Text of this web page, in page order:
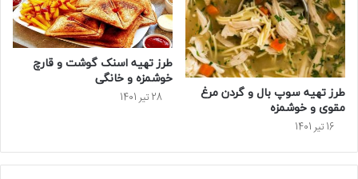
طرز تهیه سوپ بال و گردن مرغ
مقوی و خوشمزه
16 تیر 1401
طرز تهیه اسنک گوشت و قارچ
خوشمزه و خانگی
28 تیر 1401